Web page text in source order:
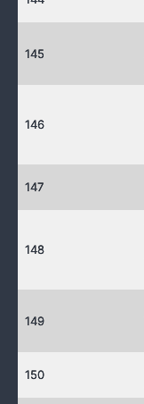
145
146
147
148
149
150